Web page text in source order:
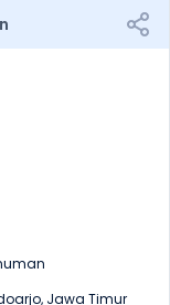
Jawa Timur